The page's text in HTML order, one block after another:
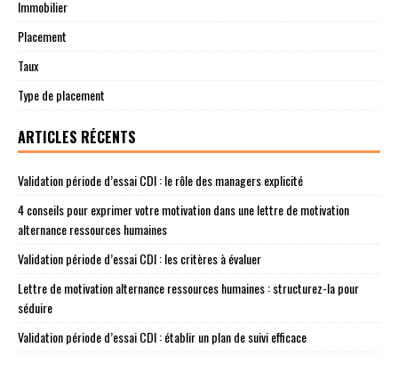
Immobilier
Placement
Taux
Type de placement
ARTICLES RÉCENTS
Validation période d’essai CDI : le rôle des managers explicité
4 conseils pour exprimer votre motivation dans une lettre de motivation
alternance ressources humaines
Validation période d’essai CDI : les critères à évaluer
Lettre de motivation alternance ressources humaines : structurez-la pour
séduire
Validation période d’essai CDI : établir un plan de suivi efficace